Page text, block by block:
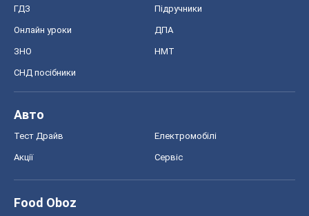
ГДЗ Підручники
Онлайн уроки ДПА
ЗНО НМТ
СНД посібники
Авто
Тест Драйв Електромобілі
Акції Сервіс
Food Oboz